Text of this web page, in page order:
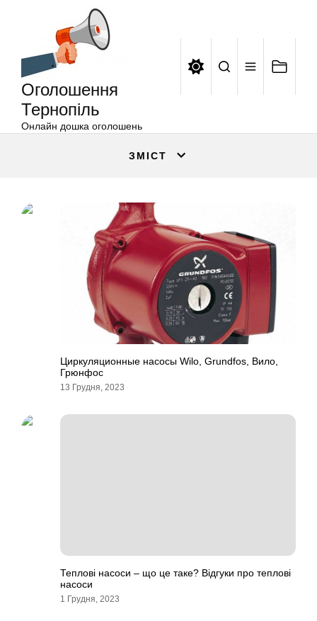
Оголошення
Тернопіль
Онлайн дошка оголошень
ЗМІСТ
Циркуляционные насосы Wilo, Grundfos, Вило,
Грюнфос
13 Грудня, 2023
Теплові насоси – що це таке? Відгуки про теплові
насоси
1 Грудня, 2023